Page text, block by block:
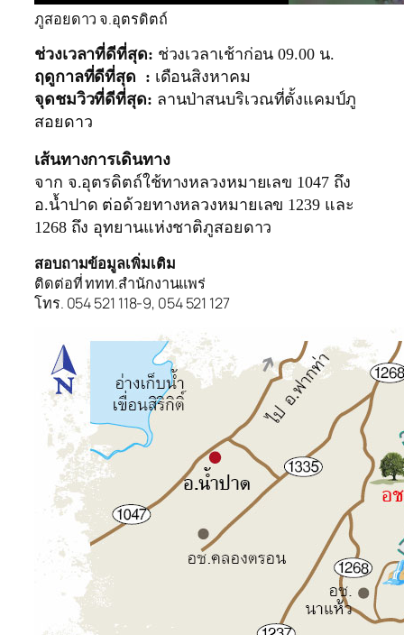
ภูสอยดาว จ.อุตรดิตถ์
ช่วงเวลาที่ดีที่สุด: ช่วงเวลาเช้าก่อน 09.00 น.
ฤดูกาลที่ดีที่สุด : เดือนสิงหาคม
จุดชมวิวที่ดีที่สุด: ลานป่าสนบริเวณที่ตั้งแคมป์ภู
สอยดาว
เส้นทางการเดินทาง
จาก จ.อุตรดิตถ์ใช้ทางหลวงหมายเลข 1047 ถึง
อ.น้ำปาด ต่อด้วยทางหลวงหมายเลข 1239 และ
1268 ถึง อุทยานแห่งชาติภูสอยดาว
สอบถามข้อมูลเพิ่มเติม
ติดต่อที่ ททท.สำนักงานแพร่
โทร. 054 521 118-9, 054 521 127